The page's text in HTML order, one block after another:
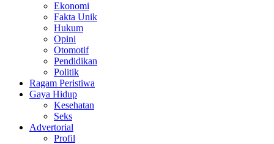
Ekonomi
Fakta Unik
Hukum
Opini
Otomotif
Pendidikan
Politik
Ragam Peristiwa
Gaya Hidup
Kesehatan
Seks
Advertorial
Profil